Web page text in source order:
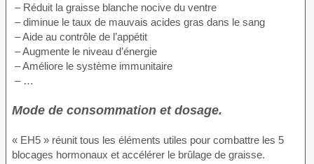
– Réduit la graisse blanche nocive du ventre
– diminue le taux de mauvais acides gras dans le sang
– Aide au contrôle de l’appétit
– Augmente le niveau d’énergie
– Améliore le système immunitaire
– …
Mode de consommation et dosage.
« EH5 » réunit tous les éléments utiles pour combattre les 5
blocages hormonaux et accélérer le brûlage de graisse.